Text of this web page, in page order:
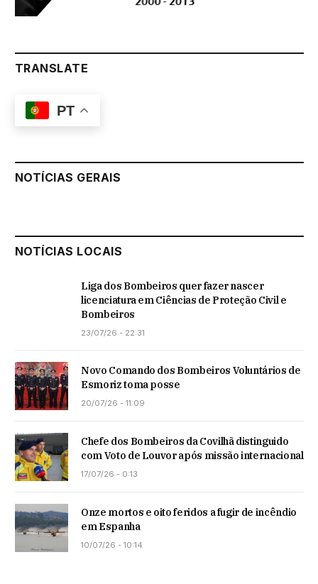
TRANSLATE
PT
NOTÍCIAS GERAIS
NOTÍCIAS LOCAIS
Liga dos Bombeiros quer fazer nascer
licenciatura em Ciências de Proteção Civil e
Bombeiros
23/07/26 - 22:31
Novo Comando dos Bombeiros Voluntários de
Esmoriz toma posse
20/07/26 - 11:09
Chefe dos Bombeiros da Covilhã distinguido
com Voto de Louvor após missão internacional
17/07/26 - 0:13
Onze mortos e oito feridos a fugir de incêndio
em Espanha
10/07/26 - 10:14